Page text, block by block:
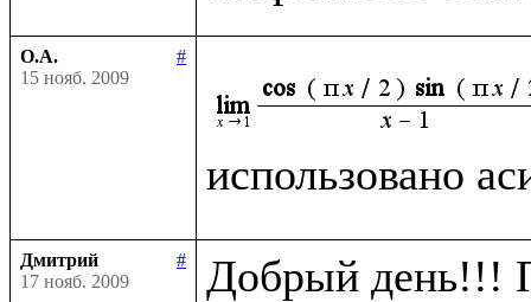
О.А.
#
15 нояб. 2009
использовано
Дмитрий
#
17 нояб. 2009
Добрый день!!!